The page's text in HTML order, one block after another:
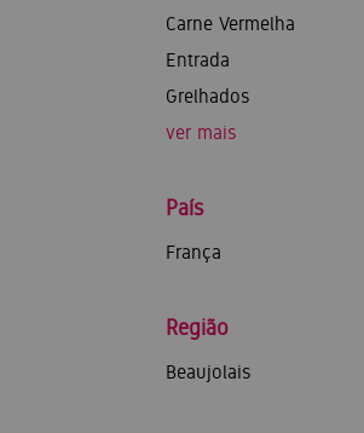
Carne Vermelha
Entrada
Grelhados
ver mais
País
França
Região
Beaujolais